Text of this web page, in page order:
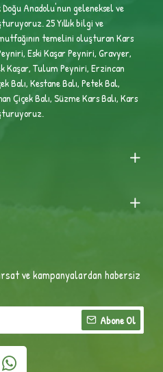
Anadolu'nun geleneksel ve
25 Yıllık bilgi ve
temelini oluşturan Kars
Eski Kaşar Peyniri, Gravyer,
Kaşar, Tulum Peyniri, Erzincan
Balı, Kestane Balı, Petek Bal,
Çiçek Balı, Süzme Kars Balı, Kars
ve kampanyalardan habersiz
Abone Ol